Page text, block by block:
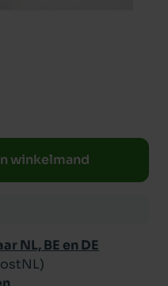
winkelmand
NL, BE en DE